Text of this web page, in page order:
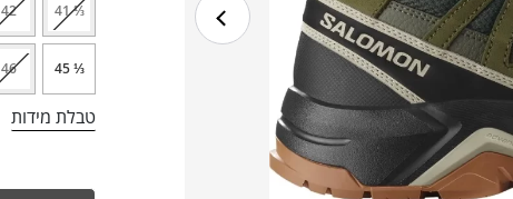
⅓ 41
42
⅓ 45
46
טבלת מידות